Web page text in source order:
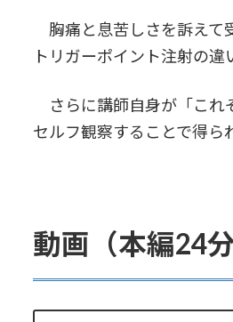
胸痛と息苦しさを訴えて
トリガーポイント注射の違
さらに講師自身が「これ
セルフ観察することで得ら
動画（本編24分